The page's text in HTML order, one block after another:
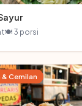
🍽 3 porsi
& Cemilan